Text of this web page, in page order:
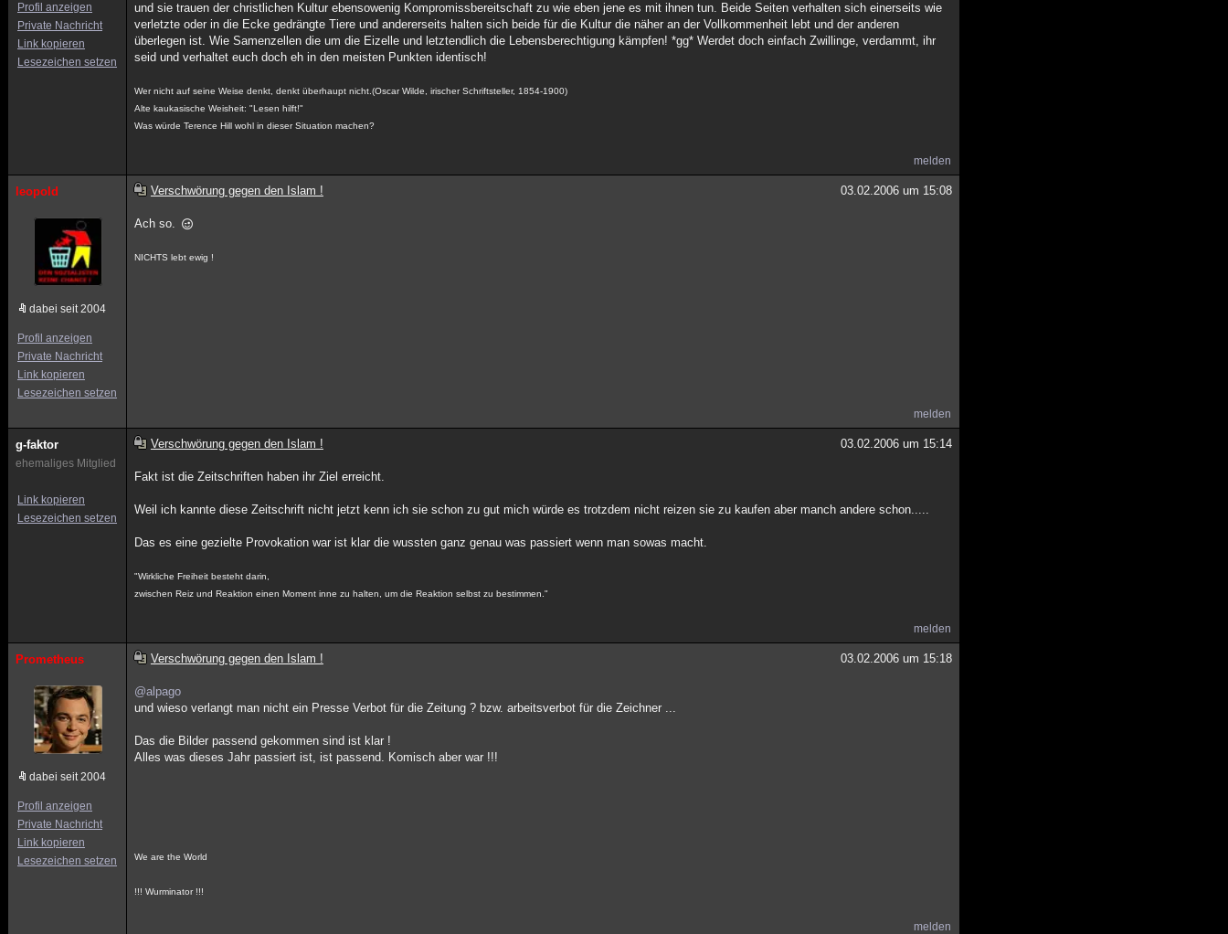
Profil anzeigen
Private Nachricht
Link kopieren
Lesezeichen setzen
und sie trauen der christlichen Kultur ebensowenig Kompromissbereitschaft zu wie eben jene es mit ihnen tun. Beide Seiten verhalten sich einerseits wie
verletzte oder in die Ecke gedrängte Tiere und andererseits halten sich beide für die Kultur die näher an der Vollkommenheit lebt und der anderen
überlegen ist. Wie Samenzellen die um die Eizelle und letztendlich die Lebensberechtigung kämpfen! *gg* Werdet doch einfach Zwillinge, verdammt, ihr
seid und verhaltet euch doch eh in den meisten Punkten identisch!
Wer nicht auf seine Weise denkt, denkt überhaupt nicht.(Oscar Wilde, irischer Schriftsteller, 1854-1900)
Alte kaukasische Weisheit: "Lesen hilft!"
Was würde Terence Hill wohl in dieser Situation machen?
melden
leopold
dabei seit 2004
Profil anzeigen
Private Nachricht
Link kopieren
Lesezeichen setzen
Verschwörung gegen den Islam ! 03.02.2006 um 15:08
Ach so.
NICHTS lebt ewig !
melden
g-faktor
ehemaliges Mitglied
Link kopieren
Lesezeichen setzen
Verschwörung gegen den Islam ! 03.02.2006 um 15:14
Fakt ist die Zeitschriften haben ihr Ziel erreicht.
Weil ich kannte diese Zeitschrift nicht jetzt kenn ich sie schon zu gut mich würde es trotzdem nicht reizen sie zu kaufen aber manch andere schon.....
Das es eine gezielte Provokation war ist klar die wussten ganz genau was passiert wenn man sowas macht.
"Wirkliche Freiheit besteht darin,
zwischen Reiz und Reaktion einen Moment inne zu halten, um die Reaktion selbst zu bestimmen."
melden
Prometheus
dabei seit 2004
Profil anzeigen
Private Nachricht
Link kopieren
Lesezeichen setzen
Verschwörung gegen den Islam ! 03.02.2006 um 15:18
@alpago
und wieso verlangt man nicht ein Presse Verbot für die Zeitung ? bzw. arbeitsverbot für die Zeichner ...
Das die Bilder passend gekommen sind ist klar !
Alles was dieses Jahr passiert ist, ist passend. Komisch aber war !!!
We are the World
!!! Wurminator !!!
melden